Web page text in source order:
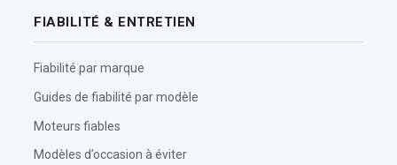
FIABILITÉ & ENTRETIEN
Fiabilité par marque
Guides de fiabilité par modèle
Moteurs fiables
Modèles d’occasion à éviter